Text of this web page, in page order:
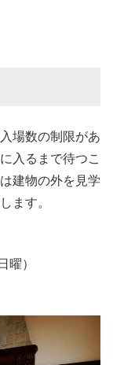
場数の制限があ
入るまで待つこ
建物の外を見学
ます。
曜）